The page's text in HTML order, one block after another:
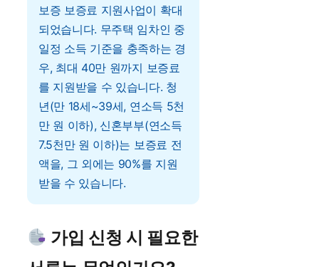
보증 보증료 지원사업이 확대
되었습니다. 무주택 임차인 중
일정 소득 기준을 충족하는 경
우, 최대 40만 원까지 보증료
를 지원받을 수 있습니다. 청
년(만 18세~39세, 연소득 5천
만 원 이하), 신혼부부(연소득
7.5천만 원 이하)는 보증료 전
액을, 그 외에는 90%를 지원
받을 수 있습니다.
가입 신청 시 필요한